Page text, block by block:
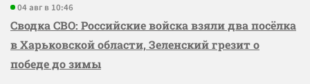
04 авг в 10:46
Сводка СВО: Российские войска взяли два посёлка
в Харьковской области, Зеленский грезит о
победе до зимы